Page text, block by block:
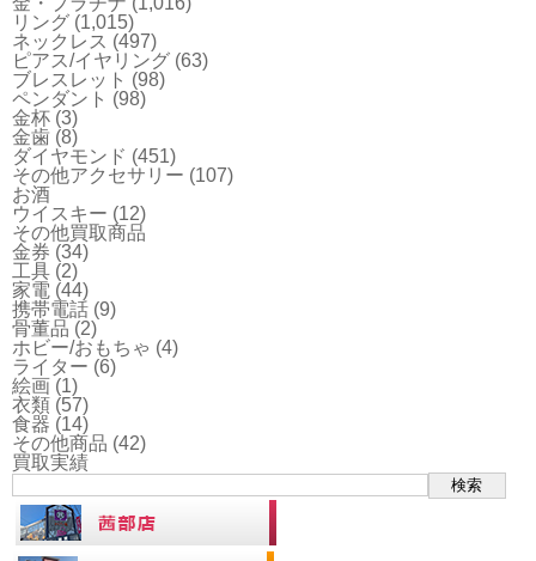
リング (1,015)
ネックレス (497)
ピアス/イヤリング (63)
ブレスレット (98)
ペンダント (98)
金杯 (3)
金歯 (8)
ダイヤモンド (451)
その他アクセサリー (107)
お酒
ウイスキー (12)
その他買取商品
金券 (34)
工具 (2)
家電 (44)
携帯電話 (9)
骨董品 (2)
ホビー/おもちゃ (4)
ライター (6)
絵画 (1)
衣類 (57)
食器 (14)
その他商品 (42)
買取実績
検索